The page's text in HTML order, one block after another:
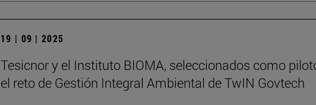
19 | 09 | 2025
Tesicnor y el Instituto BIOMA, seleccionados como
el reto de Gestión Integral Ambiental de TwIN Govtech